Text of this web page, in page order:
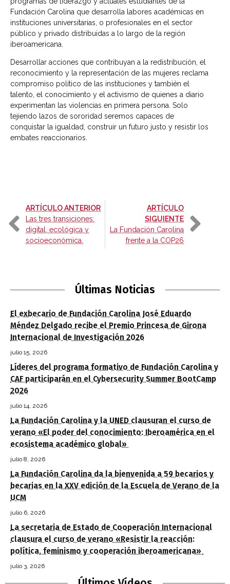
Fundación Carolina que desarrolla labores académicas en
instituciones universitarias, o profesionales en el sector
público y privado distribuidas a lo largo de la región
iberoamericana.
Desarrollar acciones que contribuyan a la redistribución, el
reconocimiento y la representación de las mujeres reclama
compromiso político de las instituciones y también el
talento, el conocimiento y el activismo de quienes a diario
experimentan las violencias en primera persona. Solo
tejiendo lazos de sororidad seremos capaces de
conquistar la igualdad, construir un futuro justo y resistir los
embates reaccionarios.
ARTÍCULO ANTERIOR-
Las tres transiciones:
digital, ecológica y
socioeconómica.
ARTÍCULO
SIGUIENTE-
La Fundación Carolina
frente a la COP26
Últimas Noticias
El exbecario de Fundación Carolina José Eduardo
Méndez Delgado recibe el Premio Princesa de Girona
Internacional de Investigación 2026
julio 15, 2026
Líderes del programa formativo de Fundación Carolina y
CAF participarán en el Cybersecurity Summer BootCamp
2026
julio 14, 2026
La Fundación Carolina y la UNED clausuran el curso de
verano «El poder del conocimiento: Iberoamérica en el
ecosistema académico global»
julio 8, 2026
La Fundación Carolina da la bienvenida a 59 becarios y
becarias en la XXV edición de la Escuela de Verano de la
UCM
julio 6, 2026
La secretaria de Estado de Cooperación Internacional
clausura el curso de verano «Resistir la reacción:
política, feminismo y cooperación iberoamericana»
julio 3, 2026